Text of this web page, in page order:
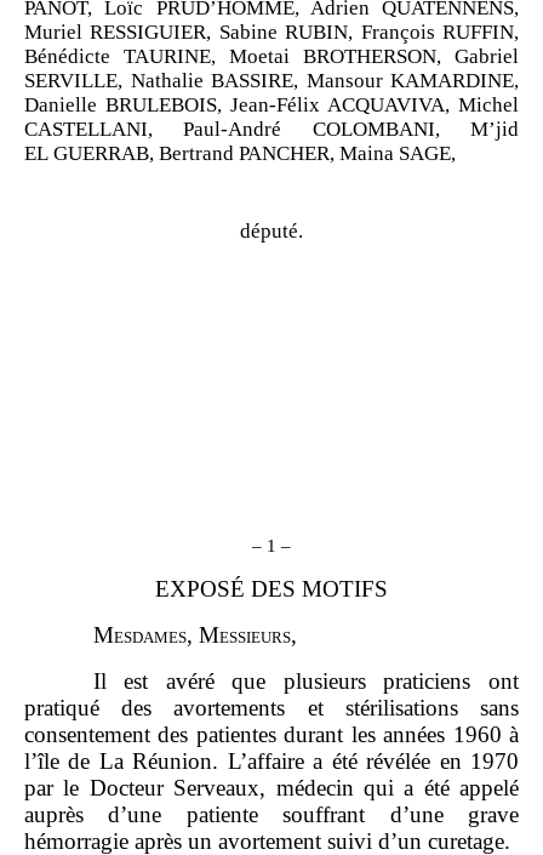
PANOT, Loïc PRUD’HOMME, Adrien QUATENNENS,
Muriel RESSIGUIER, Sabine RUBIN, François RUFFIN,
Bénédicte TAURINE,
Moetai BROTHERSON,
Gabriel
SERVILLE, Nathalie BASSIRE, Mansour KAMARDINE,
Danielle BRULEBOIS, Jean‑Félix ACQUAVIVA, Michel
CASTELLANI,
Paul‑André COLOMBANI, M’jid
EL GUERRAB, Bertrand PANCHER, Maina SAGE,
député.
– 1 –
EXPOSÉ DES MOTIFS
Mesdames, Messieurs,
Il est avéré que plusieurs praticiens ont
pratiqué des avortements et stérilisations sans
consentement des patientes durant les années 1960 à
l’île de La Réunion. L’affaire a été révélée en 1970
par le Docteur Serveaux, médecin qui a été appelé
auprès d’une patiente souffrant d’une grave
hémorragie après un avortement suivi d’un curetage.